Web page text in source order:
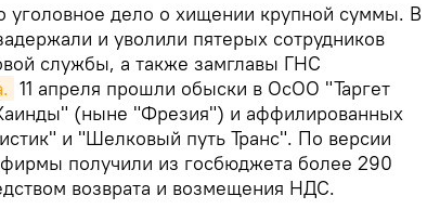
уголовное дело о хищении крупной суммы. В
и уволили пятерых сотрудников
службы, а также замглавы ГНС
11 апреля прошли обыски в ОсОО "Таргет
(ныне "Фрезия") и аффилированных
и "Шелковый путь Транс". По версии
получили из госбюджета более 290
возврата и возмещения НДС.